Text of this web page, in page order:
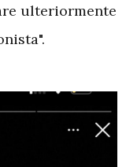
ulteriormente